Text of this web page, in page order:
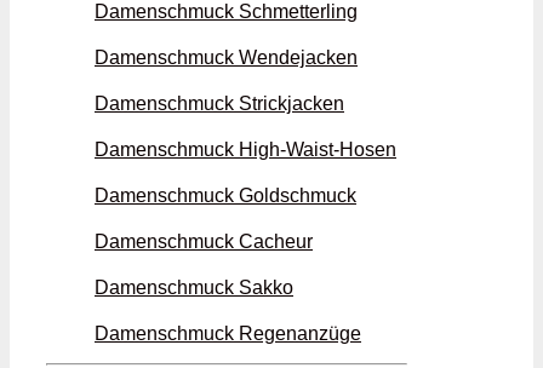
Damenschmuck Schmetter­ling
Damenschmuck Wende­jacken
Damenschmuck Strick­jacken
Damenschmuck High-Waist-Hosen
Damenschmuck Gold­schmuck
Damenschmuck Cacheur
Damenschmuck Sakko
Damenschmuck Regen­anzüge